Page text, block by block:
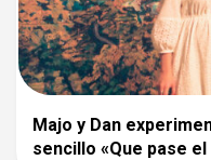
Majo y Dan
sencillo «Que pase el